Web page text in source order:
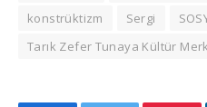
konstrüktizm
Sergi
Tarık Zefer Tunaya Kültür